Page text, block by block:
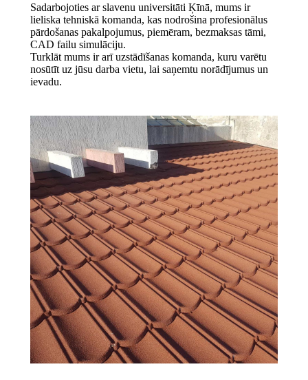
Sadarbojoties ar slavenu universitāti Ķīnā, mums ir
lieliska tehniskā komanda, kas nodrošina profesionālus
pārdošanas pakalpojumus, piemēram, bezmaksas tāmi,
CAD failu simulāciju.
Turklāt mums ir arī uzstādīšanas komanda, kuru varētu
nosūtīt uz jūsu darba vietu, lai saņemtu norādījumus un
ievadu.